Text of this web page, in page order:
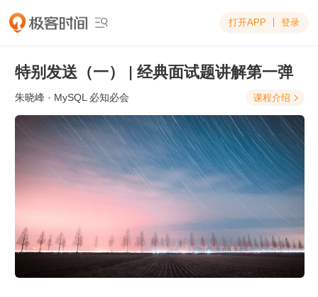
 打开APP 登录
特别发送（一） | 经典面试题讲解第一弹
朱晓峰 · MySQL 必知必会 课程介绍 